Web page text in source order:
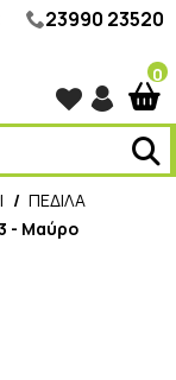
23990 23520
0
/ ΠΕΔΙΛΑ
- Μαύρο